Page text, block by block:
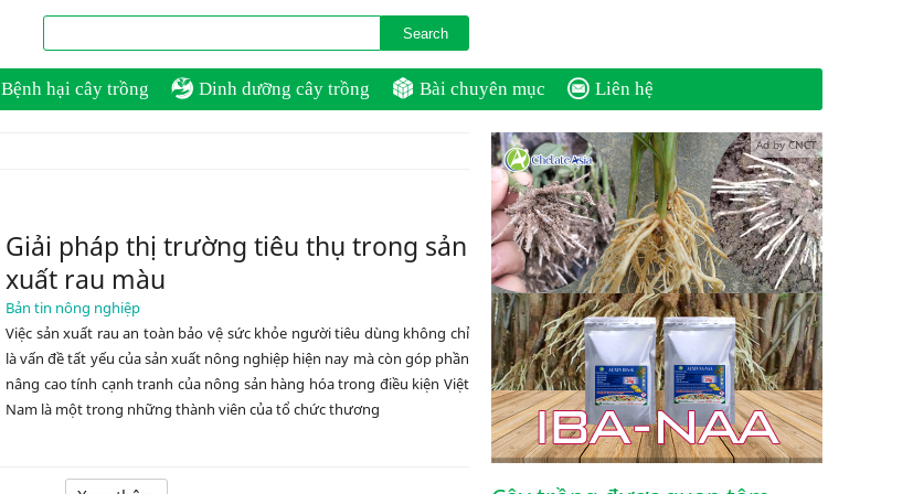
Bệnh hại cây trồng Dinh dưỡng cây trồng Bài chuyên mục Liên hệ
Giải pháp thị trường tiêu thụ trong sản
xuất rau màu
Bản tin nông nghiệp
Việc sản xuất rau an toàn bảo vệ sức khỏe người tiêu dùng không chỉ
là vấn đề tất yếu của sản xuất nông nghiệp hiện nay mà còn góp phần
nâng cao tính cạnh tranh của nông sản hàng hóa trong điều kiện Việt
Nam là một trong những thành viên của tổ chức thương
Ad by CNCT